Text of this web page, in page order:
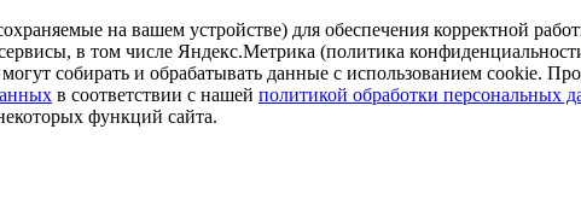
на вашем устройстве) для обеспечения корректной
в том числе Яндекс.Метрика (политика
собирать и обрабатывать данные с использованием cookie.
в соответствии с нашей политикой обработки персональных
функций сайта.